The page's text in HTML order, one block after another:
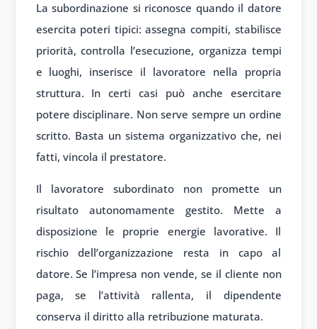
La subordinazione si riconosce quando il datore
esercita poteri tipici: assegna compiti, stabilisce
priorità, controlla l’esecuzione, organizza tempi
e luoghi, inserisce il lavoratore nella propria
struttura. In certi casi può anche esercitare
potere disciplinare. Non serve sempre un ordine
scritto. Basta un sistema organizzativo che, nei
fatti, vincola il prestatore.
Il lavoratore subordinato non promette un
risultato autonomamente gestito. Mette a
disposizione le proprie energie lavorative. Il
rischio dell’organizzazione resta in capo al
datore. Se l’impresa non vende, se il cliente non
paga, se l’attività rallenta, il dipendente
conserva il diritto alla retribuzione maturata.